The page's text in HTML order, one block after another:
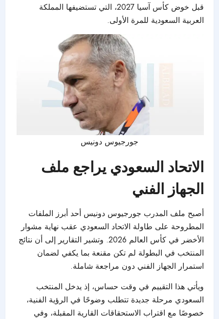
قبل خوض كأس آسيا 2027، التي تستضيفها المملكة
العربية السعودية للمرة الأولى.
جورجيوس دونيس
الاتحاد السعودي يراجع ملف
الجهاز الفني
أصبح ملف المدرب جورجيوس دونيس أحد أبرز الملفات
المطروحة على طاولة الاتحاد السعودي عقب نهاية مشوار
الأخضر في كأس العالم 2026. وتشير التقارير إلى أن نتائج
المنتخب في البطولة لم تكن مقنعة بما يكفي لضمان
استمرار الجهاز الفني دون مراجعة شاملة.
ويأتي هذا التقييم في وقت حساس، إذ يدخل المنتخب
السعودي مرحلة جديدة تتطلب وضوحًا في الرؤية الفنية،
خصوصًا مع اقتراب الاستحقاقات القارية المقبلة، وفي